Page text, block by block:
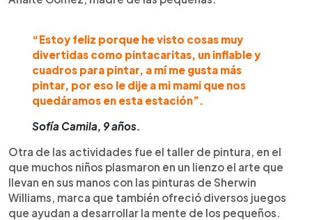
“Estoy feliz porque he visto cosas muy
divertidas como pintacaritas, un inflable y
cuadros para pintar, a mí me gusta más
pintar, por eso le dije a mi mami que nos
quedáramos en esta estación”.
Sofía Camila, 9 años.
Otra de las actividades fue el taller de pintura, en el
que muchos niños plasmaron en un lienzo el arte que
llevan en sus manos con las pinturas de Sherwin
Williams, marca que también ofreció diversos juegos
que ayudan a desarrollar la mente de los pequeños.